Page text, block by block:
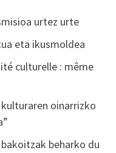
urtez urte
eta ikusmoldea
culturelle : même
oinarrizko
beharko du